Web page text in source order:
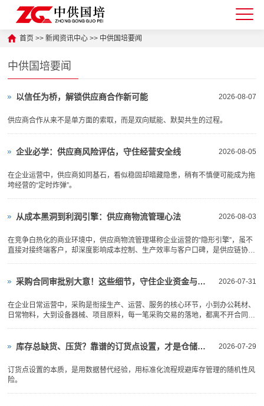
首页 >>新闻资讯中心 >> 中供国培要闻
中供国培要闻
2026-08-07
以信任为桥，解锁供应商合作新可能
供应商合作从来不是单方面的索取，而是双向赋能、默契共生的过程。
2026-08-05
企业必学：供应商风险评估，守住经营安全线
在企业运营中，供应商如同基石，看似稳固却暗藏隐患，稍有不慎便可能成为拖
垮经营的“定时炸弹”。
2026-08-03
从成本黑洞到利润引擎：供应商物流管理心法
在竞争白热化的商业环境中，供应商物流管理堪称企业运营的“隐形引擎”，虽不
直接对接终端客户，却深度影响成本控制、生产效率与客户口碑，是供应链协同
2026-07-31
采购合同审批别大意！这些细节，守住企业资金与风险底线
在企业日常运营中，采购是衔接生产、运营、服务的核心环节，小到办公耗材、
日常物料，大到设备器械、项目原料，每一笔采购交易的落地，都离不开合同的
2026-07-29
库存总缺货、压货？靠谱的订货点设置，才是仓储控本关键
订货点设置的本质，是用数据替代经验，用标准化流程规避库存管理的随机性风
险。